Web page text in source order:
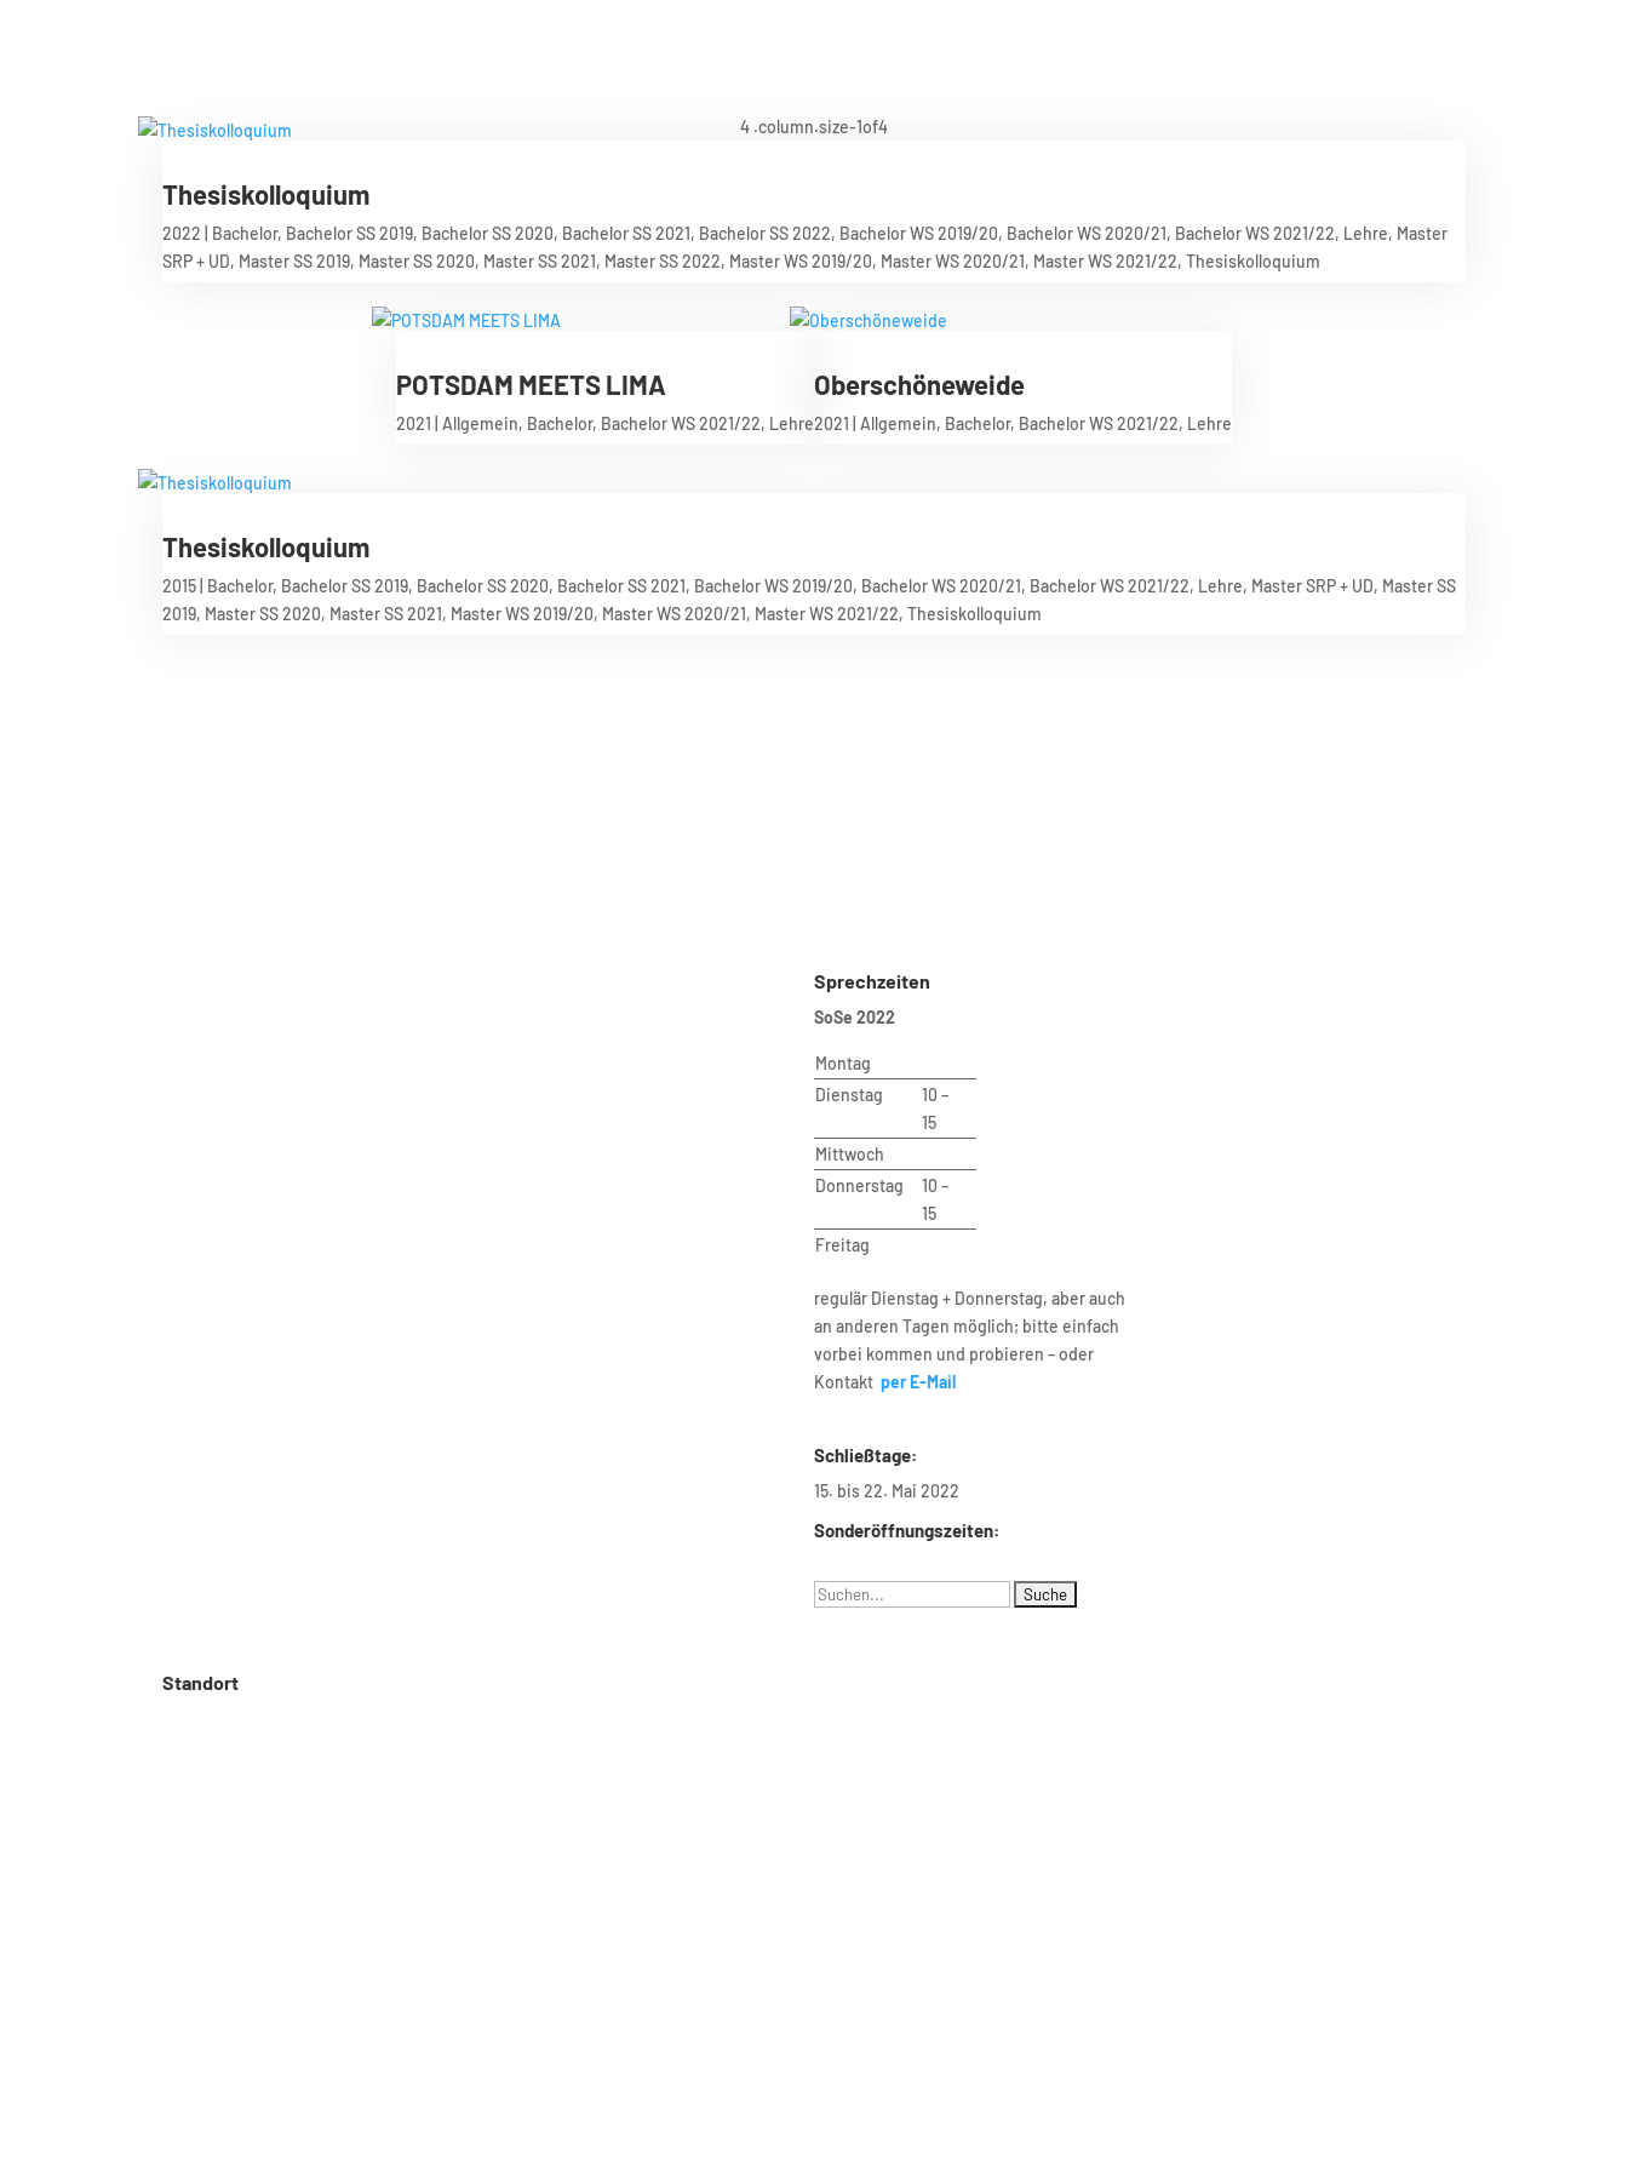
Thesiskolloquium
2022 Bachelor, Bachelor SS 2019, Bachelor SS 2020, Bachelor SS 2021, Bachelor SS 2022, Bachelor WS 2019/20, Bachelor WS 2020/21, Bachelor WS 2021/22, Lehre, Master
SRP + UD, Master SS 2019, Master SS 2020, Master SS 2021, Master SS 2022, Master WS 2019/20, Master WS 2020/21, Master WS 2021/22,Thesiskolloquium
POTSDAM MEETS LIMA
2021 Allgemein, Bachelor, Bachelor WS 2021/22, Lehre
Oberschöneweide
2021 Allgemein, Bachelor, Bachelor WS 2021/22, Lehre
Thesiskolloquium
2015 Bachelor, Bachelor SS 2019, Bachelor SS 2020, Bachelor SS 2021, Bachelor WS 2019/20, Bachelor WS 2020/21, Bachelor WS 2021/22, Lehre, Master SRP + UD, Master SS
2019, Master SS 2020, Master SS 2021, Master WS 2019/20, Master WS 2020/21, Master WS 2021/22,Thesiskolloquium
Sprechzeiten
SoSe 2022
Montag
Dienstag
10 –
15
Mittwoch
Donnerstag
10 –
15
Freitag
regulär Dienstag + Donnerstag, aber auch
an anderen Tagen möglich; bitte einfach
vorbei kommen und probieren – oder
Kontakt per E-Mail
Schließtage:
15. bis 22. Mai 2022
Sonderöffnungszeiten:
Suchen
Standort